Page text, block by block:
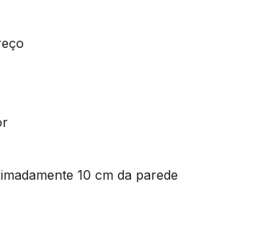
10 cm da parede